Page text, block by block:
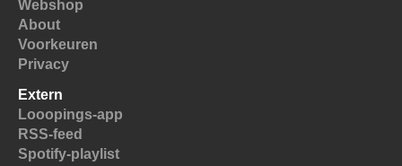
Webshop
About
Voorkeuren
Privacy
Extern
Looopings-app
RSS-feed
Spotify-playlist